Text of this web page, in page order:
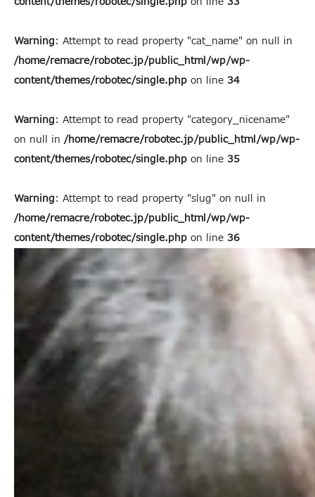
Warning: Attempt to read property "cat_name" on null in
/home/remacre/robotec.jp/public_html/wp/wp-
content/themes/robotec/single.php on line 34
Warning: Attempt to read property "category_nicename"
on null in /home/remacre/robotec.jp/public_html/wp/wp-
content/themes/robotec/single.php on line 35
Warning: Attempt to read property "slug" on null in
/home/remacre/robotec.jp/public_html/wp/wp-
content/themes/robotec/single.php on line 36